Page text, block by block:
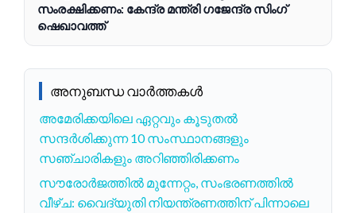
സംരക്ഷിക്കണം: കേന്ദ്ര മന്ത്രി ഗജേന്ദ്ര സിംഗ്
ഷെഖാവത്ത്
അനുബന്ധ വാർത്തകൾ
അമേരിക്കയിലെ ഏറ്റവും കൂടുതൽ
സന്ദർശിക്കുന്ന 10 സംസ്ഥാനങ്ങളും
സഞ്ചാരികളും അറിഞ്ഞിരിക്കണം
സൗരോർജത്തിൽ മുന്നേറ്റം, സംഭരണത്തിൽ
വീഴ്ച: വൈദ്യുതി നിയന്ത്രണത്തിന് പിന്നാലെ